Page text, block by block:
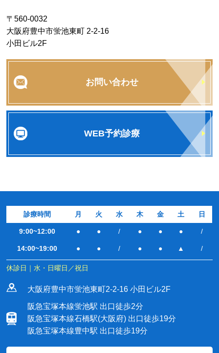
〒560-0032
大阪府豊中市蛍池東町 2-2-16
小田ビル2F
お問い合わせ
WEB予約診療
診療時間 月 火 水 木 金 土 日
9:00~12:00 ● ● / ● ● ● /
14:00~19:00 ● ● / ● ● ▲ /
休診日｜水・日曜日／祝日
大阪府豊中市蛍池東町2-2-16 小田ビル2F
阪急宝塚本線蛍池駅 出口徒歩2分
阪急宝塚本線石橋駅(大阪府) 出口徒歩19分
阪急宝塚本線豊中駅 出口徒歩19分